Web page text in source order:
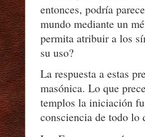
entonces, podría
mundo mediante un
permita atribuir a los
su uso?
La respuesta a estas
masónica. Lo que
templos la iniciación
consciencia de todo lo